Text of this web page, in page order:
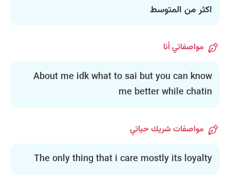
اكثر من المتوسط
مواصفاتي أنا
About me idk what to sai but you can know
me better while chatin
مواصفات شريك حياتي
The only thing that i care mostly its loyalty